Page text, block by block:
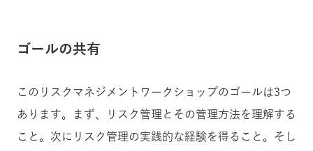
ゴールの共有
このリスクマネジメントワークショップのゴールは3つ
あります。
まず、リスク管理とその管理方法を理解する
こと。次にリスク管理の実践的な経験を得ること。そし